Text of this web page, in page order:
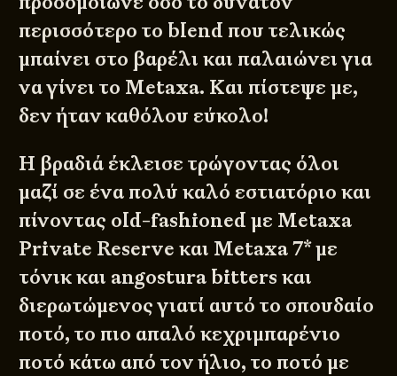
περισσότερο το blend που τελικώς
μπαίνει στο βαρέλι και παλαιώνει για
να γίνει το Metaxa. Και πίστεψε με,
δεν ήταν καθόλου εύκολο!
Η βραδιά έκλεισε τρώγοντας όλοι
μαζί σε ένα πολύ καλό εστιατόριο και
πίνοντας old-fashioned με Metaxa
Private Reserve και Metaxa 7* με
τόνικ και angostura bitters και
διερωτώμενος γιατί αυτό το σπουδαίο
ποτό, το πιο απαλό κεχριμπαρένιο
ποτό κάτω από τον ήλιο, το ποτό με